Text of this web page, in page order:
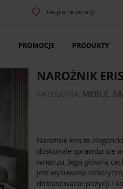
Bezpłatne porady
PROMOCJE PRODUKTY
NAROŻNIK
KATEGORIA: MEBLE,
Narożnik Eris to
doskonale sprawdzi się
wnętrzu. Jego główną
jest wysuwane
dostosowanie pozycji i